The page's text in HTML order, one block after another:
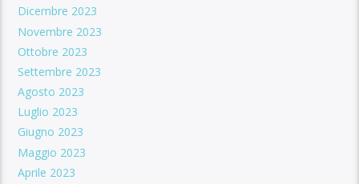
Dicembre 2023
Novembre 2023
Ottobre 2023
Settembre 2023
Agosto 2023
Luglio 2023
Giugno 2023
Maggio 2023
Aprile 2023